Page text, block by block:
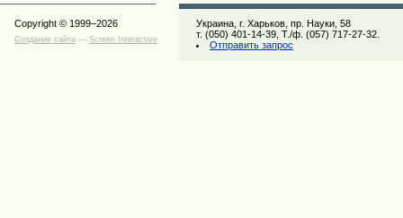
Copyright © 1999–2026
Создание сайта — Screen Interactive
Украина, г. Харьков, пр. Науки, 58
т. (050) 401-14-39, Т./ф. (057) 717-27-32.
Отправить запрос